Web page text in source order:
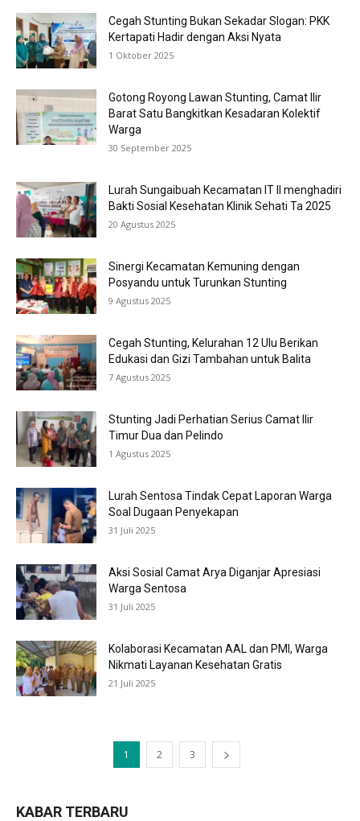
Cegah Stunting Bukan Sekadar Slogan: PKK
Kertapati Hadir dengan Aksi Nyata
1 Oktober 2025
Gotong Royong Lawan Stunting, Camat Ilir
Barat Satu Bangkitkan Kesadaran Kolektif
Warga
30 September 2025
Lurah Sungaibuah Kecamatan IT II menghadiri
Bakti Sosial Kesehatan Klinik Sehati Ta 2025
20 Agustus 2025
Sinergi Kecamatan Kemuning dengan
Posyandu untuk Turunkan Stunting
9 Agustus 2025
Cegah Stunting, Kelurahan 12 Ulu Berikan
Edukasi dan Gizi Tambahan untuk Balita
7 Agustus 2025
Stunting Jadi Perhatian Serius Camat Ilir
Timur Dua dan Pelindo
1 Agustus 2025
Lurah Sentosa Tindak Cepat Laporan Warga
Soal Dugaan Penyekapan
31 Juli 2025
Aksi Sosial Camat Arya Diganjar Apresiasi
Warga Sentosa
31 Juli 2025
Kolaborasi Kecamatan AAL dan PMI, Warga
Nikmati Layanan Kesehatan Gratis
21 Juli 2025
1 2 3
KABAR TERBARU